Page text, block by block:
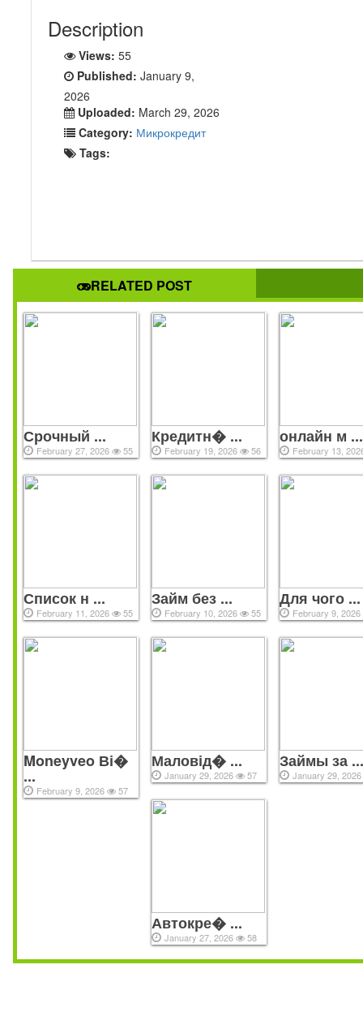
для получения
займа?
Быстрые кредиторы выделяются тем, что выдают
кто ищет выгодный первый займ в Казахстане 🟢 Деньги без
– доступно для клиентов с разным типом кредитной
Вначале большая часть платежа погашает проценты,
основной долг Включает процентную ставку и проценты
платежам
Условия микрозаймов в 2026
Description
Views: 55
Published: January 9,
2026
Uploaded: March 29, 2026
Category: Микрокредит
Tags:
RELATED POST
Срочный ...
February 27, 2026 55
Кредитн� ...
February 19, 2026 56
онлайн м ...
February 13,
Список н ...
February 11, 2026 55
Займ без ...
February 10, 2026 55
Для чого ...
February 9, 2026
Moneyveo Ві�
...
February 9, 2026 57
Маловід� ...
January 29, 2026 57
Займы за
January 29,
Автокре� ...
January 27, 2026 58